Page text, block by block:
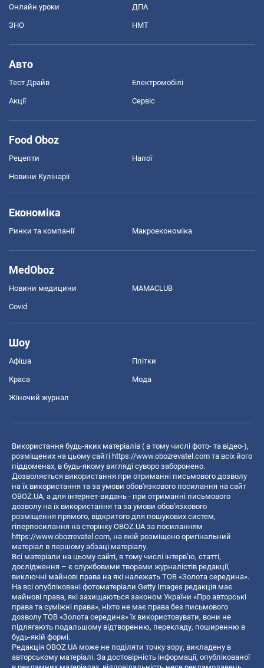
Онлайн уроки ДПА
ЗНО НМТ
Авто
Тест Драйв Електромобілі
Акції Сервіс
Food Oboz
Рецепти Напої
Новини Кулінарії
Економіка
Ринки та компанії Макроекономіка
MedOboz
Новини медицини MAMACLUB
Covid
Шоу
Афіша Плітки
Краса Мода
Жіночий журнал
Використання будь-яких матеріалів ( в тому числі фото- та відео-),
розміщених на цьому сайті https://www.obozrevatel.com та всіх його
піддоменах, в будь-якому вигляді суворо заборонено.
Дозволяється використання при отриманні письмового дозволу
на їх використання та за умови обов'язкового посилання на сайт
OBOZ.UA, а для інтернет-видань - при отриманні письмового
дозволу на їх використання та за умови обов'язкового
розміщення прямого, відкритого для пошукових систем,
гіперпосилання на сторінку OBOZ.UA за посиланням
https://www.obozrevatel.com, на якій розміщено оригінальний
матеріал в першому абзаці матеріалу.
Всі матеріали на цьому сайті, в тому числі інтерв’ю, статті,
дослідження – є службовими творами журналістів редакції,
виключні майнові права на які належать ТОВ «Золота середина».
На всі опубліковані фотоматеріали Getty Images редакція має
майнові права, які захищаються законом України «Про авторські
права та суміжні права», ніхто не має права без письмового
дозволу ТОВ «Золота середина» їх використовувати, вони не
підлягають подальшому відтворенню, перекладу, поширенню в
будь-якій формі.
Редакція OBOZ.UA може не поділяти точку зору, викладену в
авторському матеріалі. За достовірність інформації, опублікованої